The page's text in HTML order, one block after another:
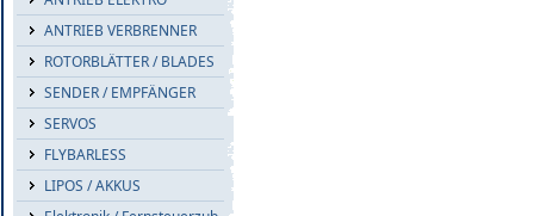
ANTRIEB VERBRENNER
ROTORBLÄTTER / BLADES
SENDER / EMPFÄNGER
SERVOS
FLYBARLESS
LIPOS / AKKUS